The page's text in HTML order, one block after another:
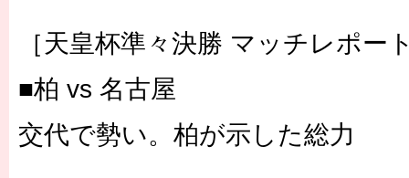
［天皇杯準々決勝 マッチレポー
■柏 vs 名古屋
交代で勢い。柏が示した総力